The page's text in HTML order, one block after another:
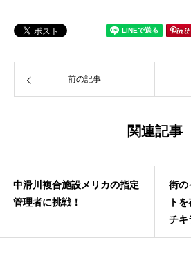
前の記事
関連記事
中滑川複合施設メリカの指定
管理者に挑戦！
街の
ト
チキ